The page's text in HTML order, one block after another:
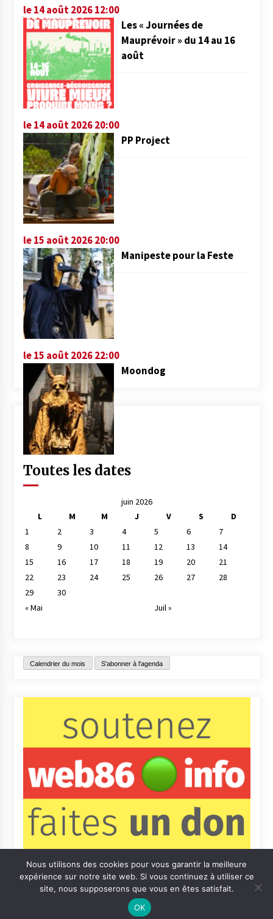
le 14 août 2026 12:00
Les « Journées de
Mauprévoir » du 14 au 16
août
le 14 août 2026 20:00
PP Project
le 15 août 2026 20:00
Manipeste pour la Feste
le 15 août 2026 22:00
Moondog
Toutes les dates
juin 2026
L
M M J V S
D
1
2 3 4 5 6
7
8
9 10 11 12 13
14
15
16 17 18 19 20
21
22
23 24 25 26 27
28
29
30
« Mai
Juil »
Calendrier du mois S'abonner à l'agenda
Qui sommes-nous ? Informations légales
Nous utilisons des cookies pour vous garantir la meilleure
expérience sur notre site web. Si vous continuez à utiliser ce
site, nous supposerons que vous en êtes satisfait.
OK